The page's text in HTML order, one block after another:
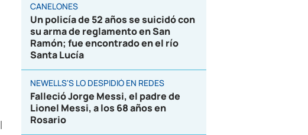
CANELONES
Un policía de 52 años se suicidó con
su arma de reglamento en San
Ramón; fue encontrado en el río
Santa Lucía
NEWELLS'S LO DESPIDIÓ EN REDES
Falleció Jorge Messi, el padre de
Lionel Messi, a los 68 años en
Rosario